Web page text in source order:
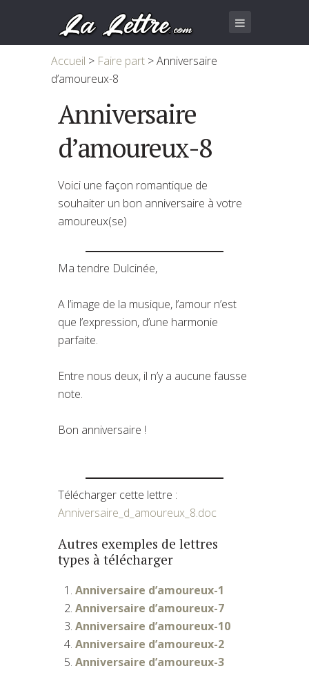
Accueil > Faire part >Anniversaire
d’amoureux-8
Anniversaire
d’amoureux-8
Voici une façon romantique de
souhaiter un bon anniversaire à votre
amoureux(se)
Ma tendre Dulcinée,
A l’image de la musique, l’amour n’est
que l’expression, d’une harmonie
parfaite.
Entre nous deux, il n’y a aucune fausse
note.
Bon anniversaire !
Télécharger cette lettre :
Anniversaire_d_amoureux_8.doc
Autres exemples de lettres
types à télécharger
Anniversaire d’amoureux-1
Anniversaire d’amoureux-7
Anniversaire d’amoureux-10
Anniversaire d’amoureux-2
Anniversaire d’amoureux-3